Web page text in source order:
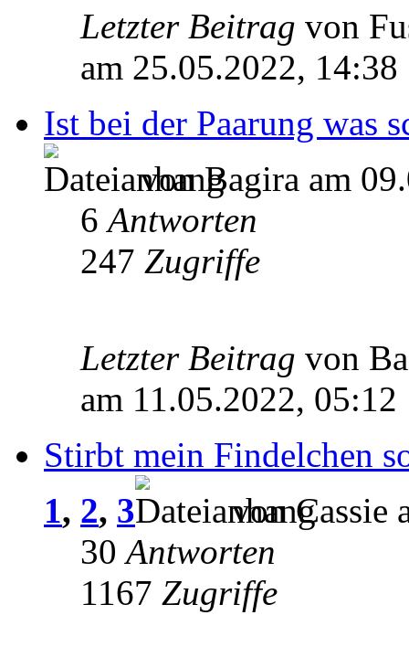
Letzter Beitrag von
am 25.05.2022, 14:38
Ist bei der Paarung was
von Bagira am
6Antworten
247 Zugriffe
Letzter Beitrag von
am 11.05.2022, 05:12
Stirbt mein Findelchen
1, 2, 3
von Cassie
30Antworten
1167 Zugriffe